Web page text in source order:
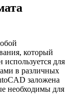
который
для
в различных
заложена
необходимы для